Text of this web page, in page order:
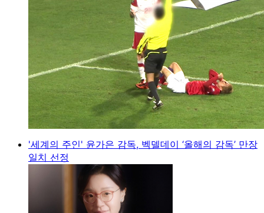
'세계의 주인' 윤가은 감독, 벡델데이 ‘올해의 감독’ 만장
일치 선정